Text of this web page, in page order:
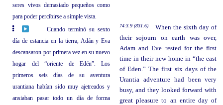
seres vivos demasiado pequeños como
para poder percibirse a simple vista.
Cuando terminó su sexto
día de estancia en la tierra, Adán y Eva
descansaron por primera vez en su nuevo
hogar del “oriente de Edén”. Los
primeros seis días de su aventura
urantiana habían sido muy ajetreados y
ansiaban pasar todo un día de forma
74:3.9 (831.6)
When the sixth day of
their sojourn on earth was over,
Adam and Eve rested for the first
time in their new home in “the east
of Eden.” The first six days of the
Urantia adventure had been very
busy, and they looked forward with
great pleasure to an entire day of